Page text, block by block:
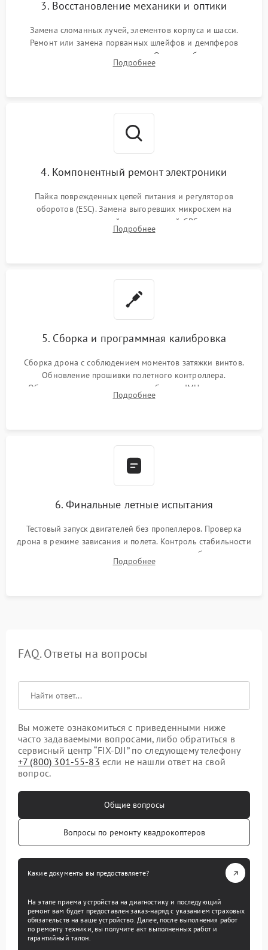
3. Восстановление механики и оптики
Замена сломанных лучей, элементов корпуса и шасси.
Ремонт или замена порванных шлейфов и демпферов
трехосевого подвеса камеры. Очистка объектива,
восстановление механизма фокусировки. Установка новых
Подробнее
4. Компонентный ремонт электроники
Пайка поврежденных цепей питания и регуляторов
оборотов (ESC). Замена выгоревших микросхем на
материнской плате, модулей GPS
Подробнее
5. Сборка и программная калибровка
Сборка дрона с соблюдением моментов затяжки винтов.
Обновление прошивки полетного контроллера.
Обязательная программная калибровка IMU-сенсоров,
компаса, датчиков позиционирования и горизонта подвеса
Подробнее
6. Финальные летные испытания
Тестовый запуск двигателей без пропеллеров. Проверка
дрона в режиме зависания и полета. Контроль стабильности
удержания точки, качества передачи видео, работы системы
возврата домой (RTH) и дальности радиосвязи.
Подробнее
FAQ. Ответы на вопросы
Вы можете ознакомиться с приведенными ниже
часто задаваемыми вопросами, либо обратиться в
сервисный центр “FIX-DJI” по следующему телефону
+7 (800) 301-55-83 если не нашли ответ на свой
вопрос.
Общие вопросы
Вопросы по ремонту квадрокоптеров
Какие документы вы предоставляете?
На этапе приема устройства на диагностику и последующий
ремонт вам будет предоставлен заказ-наряд с указанием страховых
обязательств на ваше устройство. Далее, после выполнения работ
по ремонту техники, вы получите акт выполненных работ и
гарантийный талон.